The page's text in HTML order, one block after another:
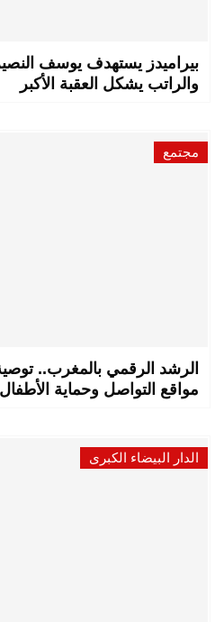
بيراميدز يستهدف يوسف
والراتب يشكل العقبة الأكبر
مجتمع
الرشد الرقمي بالمغرب..
مواقع التواصل وحماية الأطفال
الدار البيضاء الكبرى